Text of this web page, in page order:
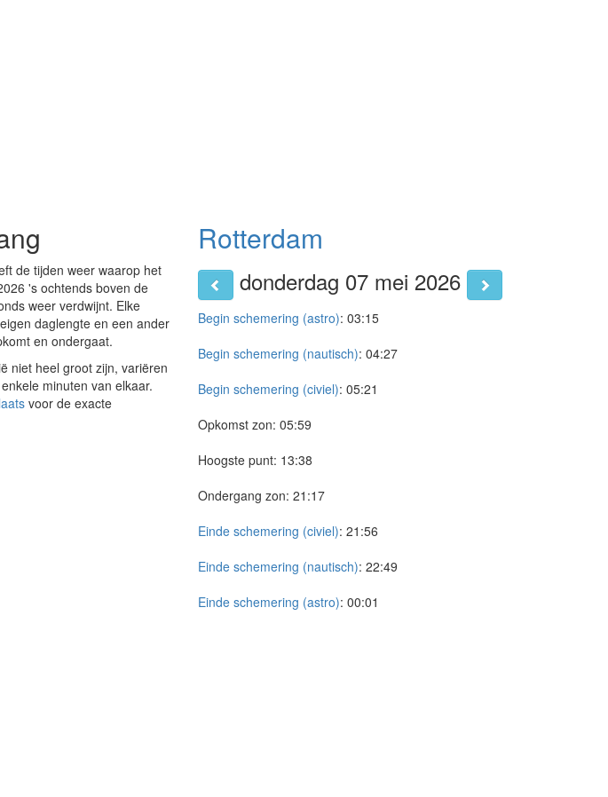
de tijden weer waarop het
's ochtends boven de
weer verdwijnt. Elke
daglengte en een ander
en ondergaat.
niet heel groot zijn, variëren
minuten van elkaar.
voor de exacte
Rotterdam
donderdag 07 mei 2026
Begin schemering (astro): 03:15
Begin schemering (nautisch): 04:27
Begin schemering (civiel): 05:21
Opkomst zon: 05:59
Hoogste punt: 13:38
Ondergang zon: 21:17
Einde schemering (civiel): 21:56
Einde schemering (nautisch): 22:49
Einde schemering (astro): 00:01